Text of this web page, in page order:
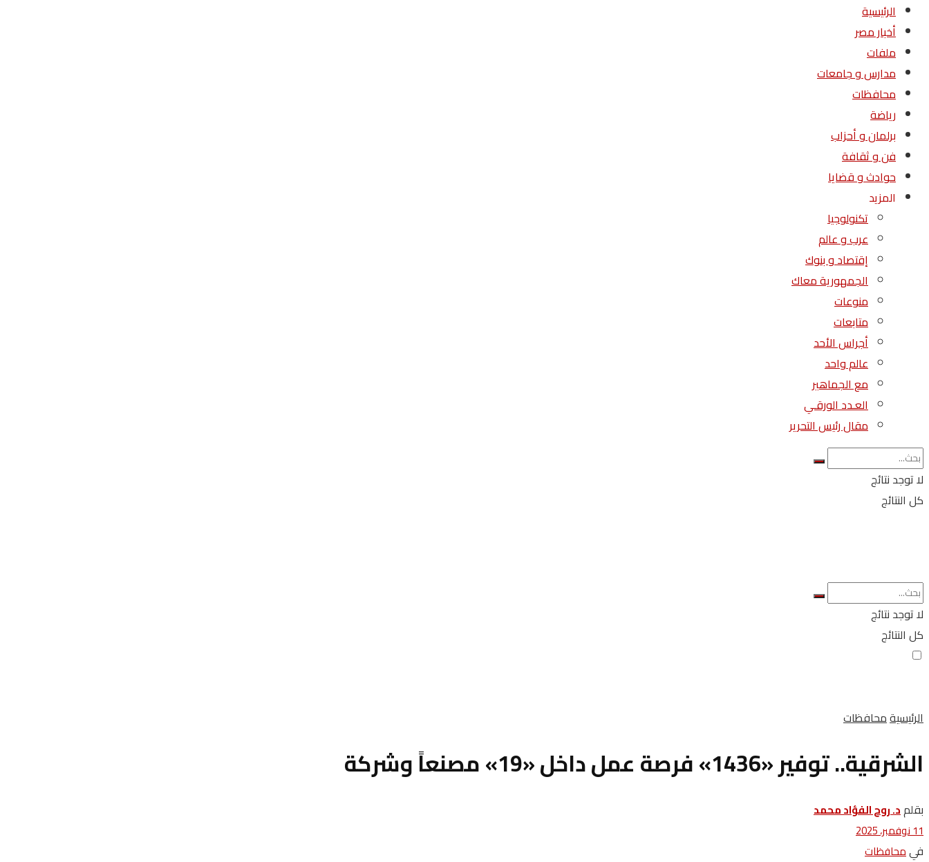
الرئيسية
أخبار مصر
ملفات
مدارس و جامعات
محافظات
رياضة
برلمان و أحزاب
فن و ثقافة
حوادث و قضايا
المزيد
تكنولوجيا
عرب و عالم
إقتصاد و بنوك
الجمهورية معاك
منوعات
متابعات
أجراس الأحد
عالم واحد
مع الجماهير
العـدد الورقـي
مقال رئيس التحرير
لا توجد نتائج
كل النتائج
لا توجد نتائج
كل النتائج
الرئيسيةمحافظات
الشرقية.. توفير «1436» فرصة عمل داخل «19» مصنعاً وشركة
بقلمد. روح الفؤاد محمد
11 نوفمبر، 2025
فيمحافظات